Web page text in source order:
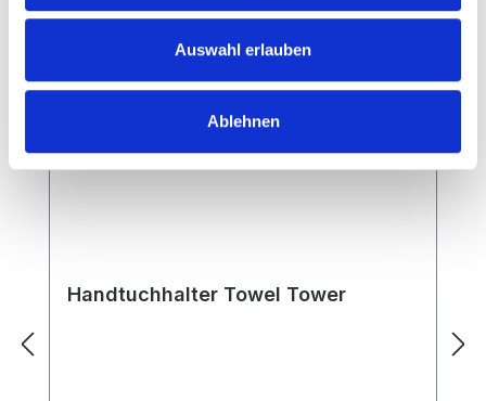
Auswahl erlauben
Ablehnen
Handtuchhalter Towel Tower